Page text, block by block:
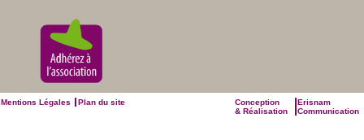
Mentions Légales Plan du site
Erisnam
Communication
Conception
& Réalisation